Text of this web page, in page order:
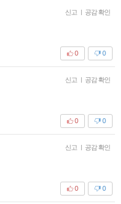
신고 | 공감 확인
0
0
신고 | 공감 확인
0
0
신고 | 공감 확인
0
0